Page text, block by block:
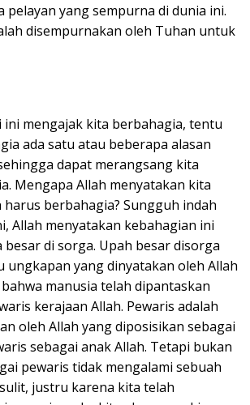
pelayan yang sempurna di dunia ini.
disempurnakan oleh Tuhan untuk
ini mengajak kita berbahagia, tentu
ada satu atau beberapa alasan
dapat merangsang kita
Mengapa Allah menyatakan kita
harus berbahagia? Sungguh indah
Allah menyatakan kebahagian ini
di sorga. Upah besar disorga
ungkapan yang dinyatakan oleh Allah
manusia telah dipantaskan
kerajaan Allah. Pewaris adalah
oleh Allah yang diposisikan sebagai
sebagai anak Allah. Tetapi bukan
pewaris tidak mengalami sebuah
justru karena kita telah